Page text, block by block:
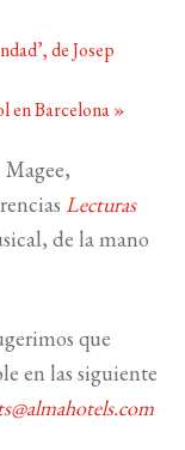
de Josep
en Barcelona»
Lecturas
de la mano
que
en las siguiente